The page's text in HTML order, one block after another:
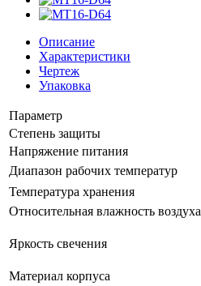
Описание
Характеристики
Чертеж
Упаковка
Параметр
Степень защиты
Напряжение питания
Диапазон рабочих температур
Температура хранения
Относительная влажность воздуха
Яркость свечения
Материал корпуса